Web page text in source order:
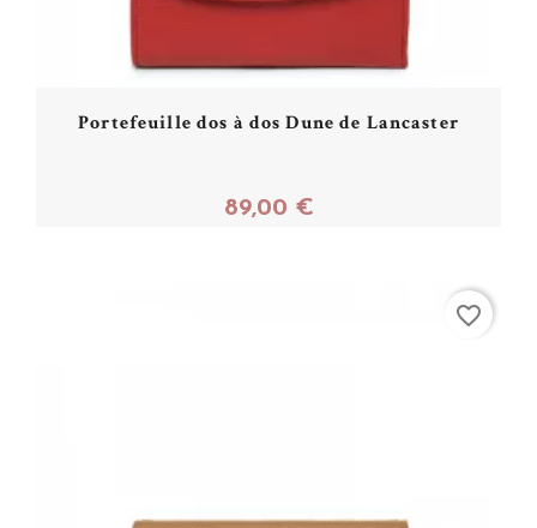
Portefeuille dos à dos Dune de Lancaster
89,00 €
favorite_border